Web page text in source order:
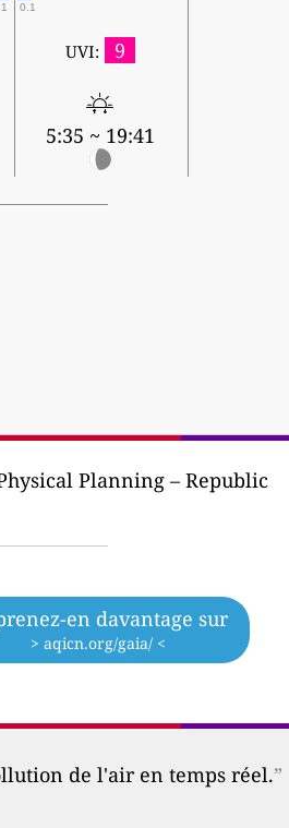
0.1
UVI: 9
5:35 ~ 19:41
Planning – Republic
en davantage sur
> aqicn.org/gaia/ <
de l'air en temps réel.”